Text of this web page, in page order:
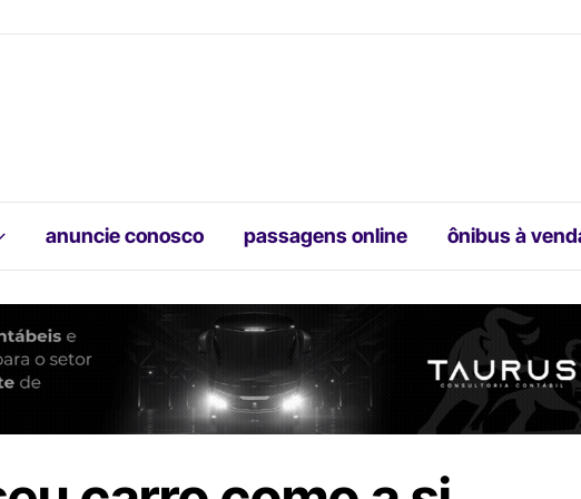
anuncie conosco passagens online ônibus à